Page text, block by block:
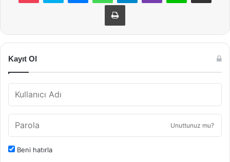
Yazdır
Kayıt Ol
Unuttunuz mu?
Beni hatırla